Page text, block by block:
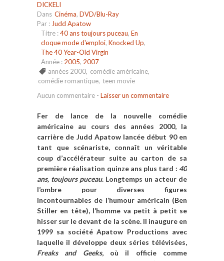
DICKELI
Dans Cinéma, DVD/Blu-Ray
Par : Judd Apatow
Titre :40 ans toujours puceau, En
cloque mode d'emploi, Knocked Up,
The 40 Year-Old Virgin
Année : 2005, 2007
années 2000, comédie américaine,
comédie romantique, teen movie
Aucun commentaire - Laisser un commentaire
Fer de lance de la nouvelle comédie
américaine au cours des années 2000, la
carrière de Judd Apatow lancée début 90 en
tant que scénariste, connaît un véritable
coup d’accélérateur suite au carton de sa
première réalisation quinze ans plus tard : 40
ans, toujours puceau. Longtemps un acteur de
l’ombre pour diverses figures
incontournables de l’humour américain (Ben
Stiller en tête), l’homme va petit à petit se
hisser sur le devant de la scène. Il inaugure en
1999 sa sociétéApatow Productions avec
laquelle il développe deux séries télévisées,
Freaks and Geeks,où il officie comme